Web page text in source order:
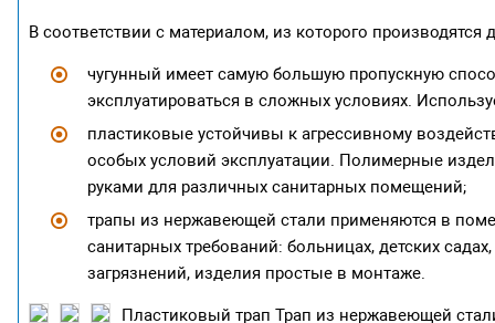
В соответствии с материалом, из которого
чугунный имеет самую большую пропускную
эксплуатироваться в сложных условиях.
пластиковые устойчивы к агрессивному
особых условий эксплуатации. Полимерные
руками для различных санитарных помещений;
трапы из нержавеющей стали применяются в
санитарных требований: больницах, детских
загрязнений, изделия простые в монтаже.
Пластиковый трапТрап из нержавеющей